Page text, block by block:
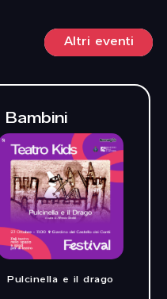
Altri eventi
Pulcinella e il drago